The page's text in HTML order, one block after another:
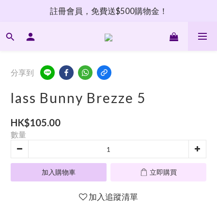
註冊會員，免費送$500購物金！
分享到
lass Bunny Brezze 5
HK$105.00
數量
加入購物車 立即購買
加入追蹤清單